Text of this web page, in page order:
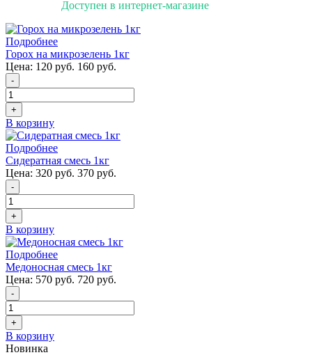
Доступен в интернет-магазине
Подробнее
Горох на микрозелень 1кг
Цена: 120 руб. 160 руб.
-
+
В корзину
Подробнее
Сидератная смесь 1кг
Цена: 320 руб. 370 руб.
-
+
В корзину
Подробнее
Медоносная смесь 1кг
Цена: 570 руб. 720 руб.
-
+
В корзину
Новинка